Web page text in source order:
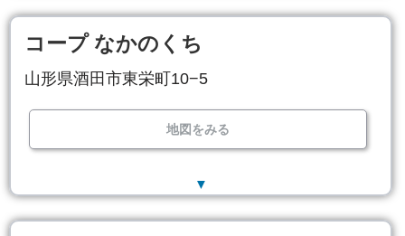
コープ なかのくち
山形県酒田市東栄町10−5
地図をみる
▼